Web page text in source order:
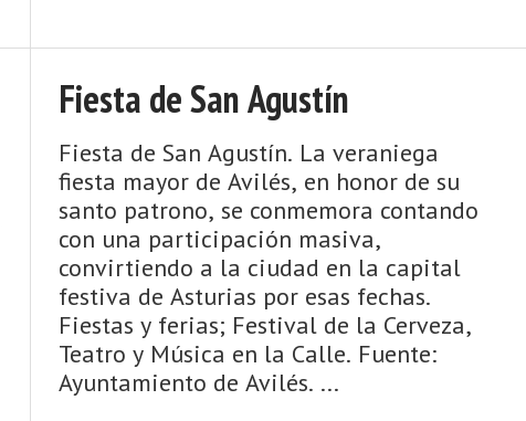
una ofrenda a la fertilidad ...
Fiesta de San Agustín
Fiesta de San Agustín. La veraniega
fiesta mayor de Avilés, en honor de su
santo patrono, se conmemora contando
con una participación masiva,
convirtiendo a la ciudad en la capital
festiva de Asturias por esas fechas.
Fiestas y ferias; Festival de la Cerveza,
Teatro y Música en la Calle. Fuente:
Ayuntamiento de Avilés. ...